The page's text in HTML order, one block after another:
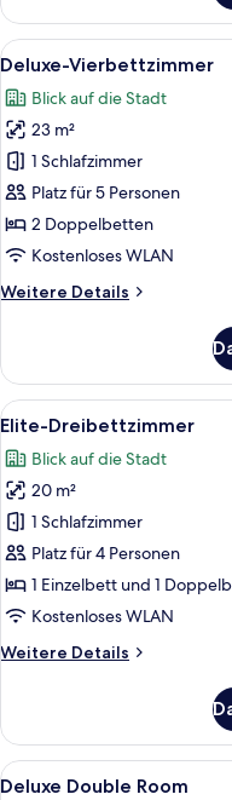
Dreibettzimmer
Alle
Fotos
für
Deluxe-
Vierbettzimmer
anzeigen
5
Deluxe-Vierbettzimmer
Blick auf die Stadt
23 m²
1 Schlafzimmer
Platz für 5 Personen
2 Doppelbetten
Kostenloses WLAN
Weitere Details
Weitere
Vierbettzimmer
Alle
Fotos
für
Elite-
Dreibettzimmer
anzeigen
6
Elite-Dreibettzimmer
Blick auf die Stadt
20 m²
1 Schlafzimmer
Platz für 4 Personen
1 Einzelbett und 1
Kostenloses WLAN
Weitere Details
Weitere
Dreibettzimmer
Alle10
Deluxe Double Room